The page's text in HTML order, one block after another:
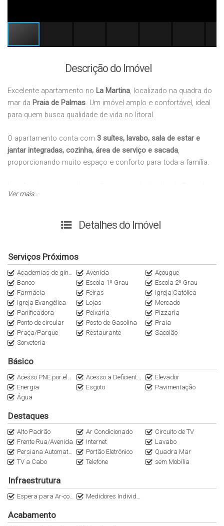
Descrição do Imóvel
Excelente apartamento no La Martina, localizado na quadra do
mar da Praia de Palmas. Um imóvel amplo e confortável, ideal
para quem busca qualidade de vida no litoral.
O apartamento conta com 3 suítes, lavabo, sala de estar e
jantar integradas, cozinha, área de serviço e sacada,
proporcionando muito espaço e conforto para toda a família.
Palmas, próximo ao mar e com fácil acesso a mercados,
Ver mais...
Detalhes do Imóvel
Serviços Próximos
Academias de ginástica Avenida
Açougue
Banco
Escola 1º Grau
Escola 2º Grau
Farmácia
Feiras
Igreja Católica
Igreja Evangélica
Lojas
Mercado
Panificadora
Peixaria
Pizzaria
Ponto de circular
Posto de Gasolina
Praia
Praça/Parque
Restaurante
Sacolão
Sorveteria
Básico
Acesso PNE por elevação Acesso a Deficientes
Elevador
Energia
Esgoto
Pavimentação
Água
Destaques
Alto Padrão Ar Condicionado
Circuito de TV
Frente Rua/Avenida
Internet
Lavabo
Persiana Automatizada
Portão Eletrônico
Quadra Mar
TV a Cabo
Telefone sem Mobília
Infraestrutura
Espera para Ar-condicionado Split Medidores Individuais
Acabamento